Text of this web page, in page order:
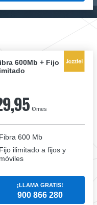
600Mb + Fijo
€/mes
Fibra 600 Mb
Fijo ilimitado a fijos y
móviles
¡LLAMA GRATIS!
900 866 280